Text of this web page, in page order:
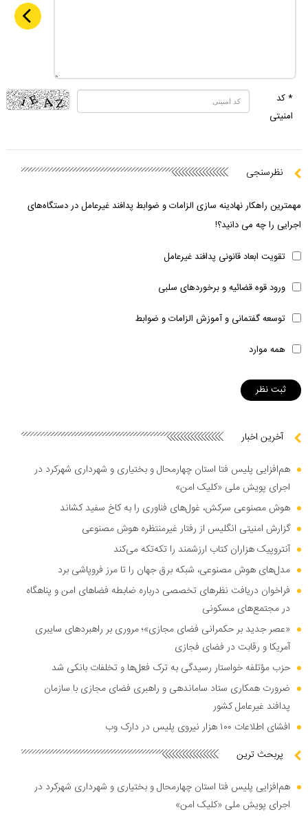
* کد
امنیتی
نظرسنجی
مهمترین راهکار نهادینه سازی الزامات و ضوابط پدافند غیرعامل در دستگاه‌های
اجرایی را چه می دانید؟!
تقویت ابعاد قانونی پدافند غیرعامل
ورود قوه قضائیه و برخوردهای سلبی
توسعه گفتمانی و آموزش الزامات و ضوابط
همه موارد
آخرین اخبار
هم‌افزایی پلیس فتا استان چهارمحال و بختیاری و شهرداری شهرکرد در
اجرای پویش ملی «کلیک امن»
هوش مصنوعی سرکش، غول‌های فناوری را به کاخ سفید کشاند
گزارش امنیتی انگلیس از رفتار غیرمنتظره هوش مصنوعی
آنتروپیک هزاران کتاب ارزشمند را تکه‌تکه می‌کند
مدل‌های هوش مصنوعی، شبکه برق جهان را تا مرز فروپاشی برد
فراخوان دریافت نظر‌های تخصصی درباره ضابطه فضا‌های امن و پناهگاه
در مجتمع‌های مسکونی
«عصر جدید بر حکمرانی فضای مجازی»؛ مروری بر راهبرد‌های سایبری
آمریکا و رقابت در فضای فجازی
حزب مؤتلفه خواستار رسیدگی به ترک فعل‌ها و تخلفات بانکی شد
ضرورت همکاری ستاد ساماندهی و راهبری فضای مجازی با سازمان
پدافند غیرعامل کشور
افشای اطلاعات ۱۰۰ هزار نیروی پلیس در دارک وب
پربحث ترین
هم‌افزایی پلیس فتا استان چهارمحال و بختیاری و شهرداری شهرکرد در
اجرای پویش ملی «کلیک امن»